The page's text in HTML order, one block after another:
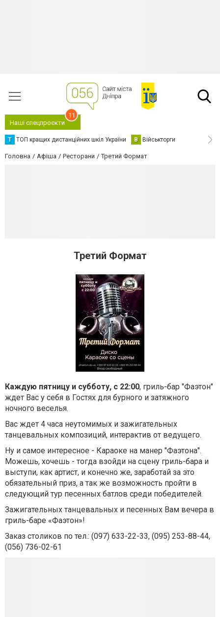
Наші спецпроєкти
11
Т ТОП кращих дистанційних шкіл України В Військторги
Головна Афіша Ресторани Третий Формат
Третий Формат
Каждую пятницу и субботу, с 22:00, гриль-бар "Фаэтон"
ждет Вас у себя в Гостях для бурного и затяжного
ночного веселья.
Вас ждет 4 часа неутомимых и зажигательных
танцевальных композиций, интерактив от ведущего.
Ну и самое интересное - Караоке на манер "Фаэтона".
Можешь, хочешь - тогда взойди на сцену гриль-бара и
выступи, как артист, и конечно же, заработай за это
обязательный приз, а так же возможность пройти в
следующий тур песенных батлов среди победителей.
Зажигательных танцевальных и песенных Вам вечера в
гриль-баре «Фаэтон»!
Заказ столиков по тел.: (097) 633-22-33, (095) 253-88-44,
(056) 736-02-61